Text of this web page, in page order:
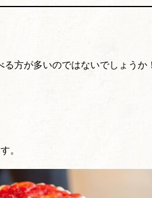
方が多いのではないでしょうか
。